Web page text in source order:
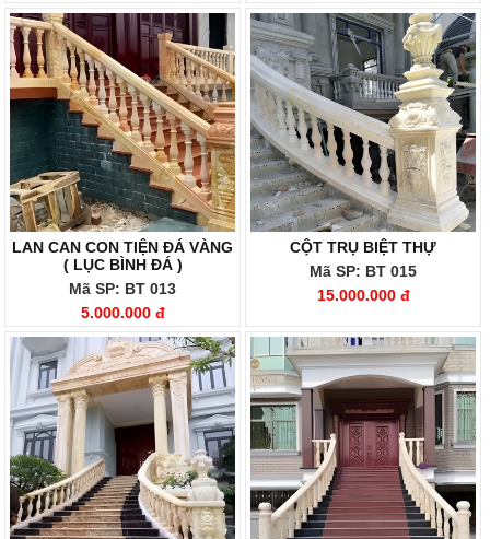
LAN CAN CON TIỆN ĐÁ VÀNG
( LỤC BÌNH ĐÁ )
Mã SP: BT 013
5.000.000 đ
CỘT TRỤ BIỆT THỰ
Mã SP: BT 015
15.000.000 đ